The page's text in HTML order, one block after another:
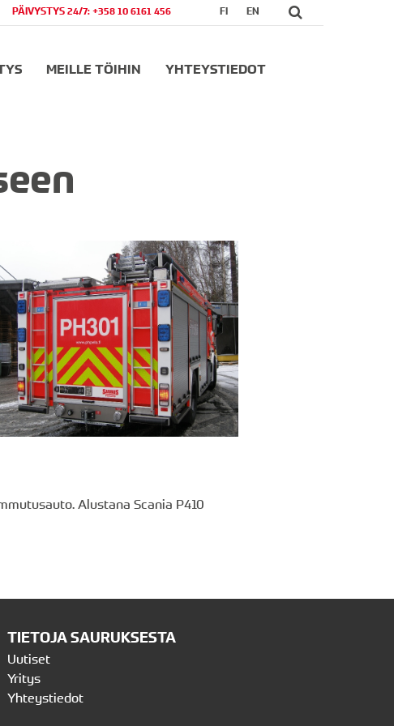
FI EN
PÄIVYSTYS 24/7: +358 10 6161 456
MEILLE TÖIHIN YHTEYSTIEDOT
Alustana Scania P410
TIETOJA SAURUKSESTA
Uutiset
Yritys
Yhteystiedot